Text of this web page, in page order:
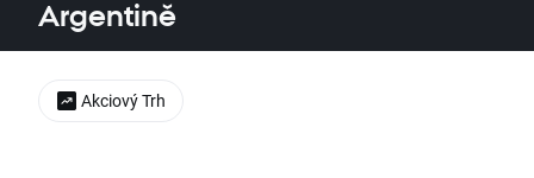
Argentině
Akciový Trh